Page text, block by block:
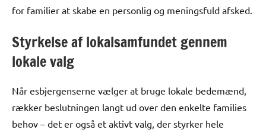
for familier at skabe en personlig og meningsfuld afsked.
Styrkelse af lokalsamfundet gennem
lokale valg
Når esbjergenserne vælger at bruge lokale bedemænd,
rækker beslutningen langt ud over den enkelte families
behov – det er også et aktivt valg, der styrker hele